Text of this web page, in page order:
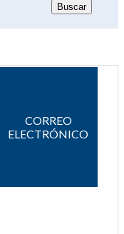
CORREO
ELECTRÓNICO